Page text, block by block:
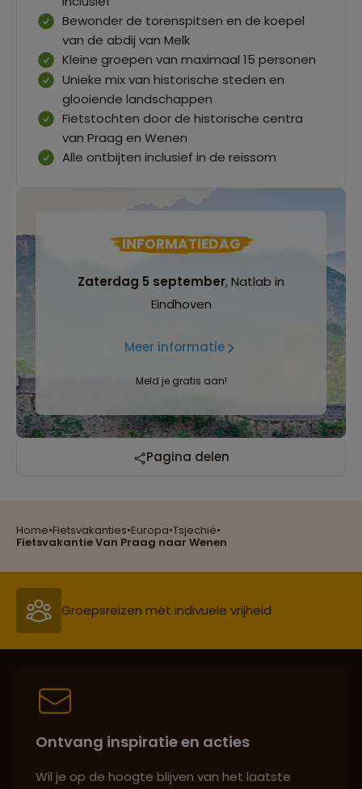
Home•Fietsvakanties•Europa•Tsjechië•
Fietsvakantie Van Praag naar Wenen
Bewonder de torenspitsen en de koepel
van de abdij van Melk
Kleine groepen van maximaal 15 personen
Unieke mix van historische steden en
glooiende landschappen
Fietstochten door de historische centra
van Praag en Wenen
Alle ontbijten inclusief in de reissom
INFORMATIEDAG
Zaterdag 5 september, Natlab in
Eindhoven
Meer informatie
Meld je gratis aan!
Pagina delen
Reizen met oog voor mens, cultuur en milieu
Groepsreizen mét indivuele vrijheid
Persoonlijk en deskundig reisadvies
Ontvang inspiratie en acties
Wil je op de hoogte blijven van het laatste